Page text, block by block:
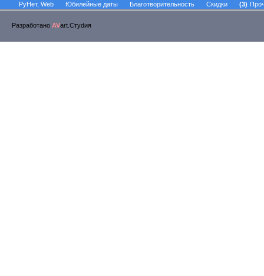
РуНет, Web
Юбилейные даты Благотворительность Скидки 3
Разработано AVart.Стуdия